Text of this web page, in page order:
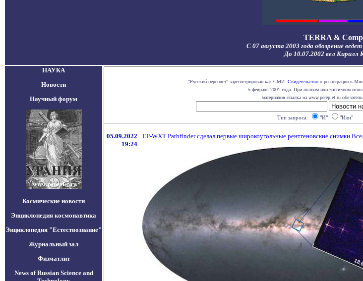
TERRA & Comp
С 07 августа 2003 года обозрение
До 10.07.2002 вел Кирилл
НАУКА
Новости
Научный форум
Космические новости
Энциклопедия космонавтика
Энциклопедия "Естествознание"
Журнальный зал
Физматлит
News of Russian Science and
"Русский переплет" зарегистрирован как СМИ. Свидетельствоо регистрации в
5 февраля 2001 года. При полном или частичном
материалов ссылка на www.pereplet.ru
Тип запроса: "И" "Или"
05.09.2022
19:24
EP-WXT Pathfinder сделал первые широкоугольные рентгеновские снимки